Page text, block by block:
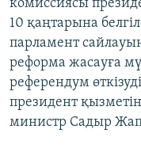
комиссиясы
10 қаңтарына
парламент
реформа жасауға
референдум
президент
министр Садыр